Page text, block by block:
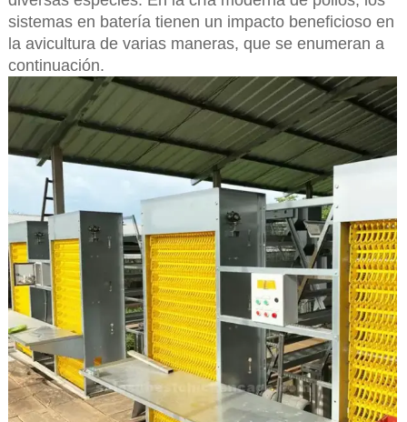
sistemas en batería tienen un impacto beneficioso en
la avicultura de varias maneras, que se enumeran a
continuación.